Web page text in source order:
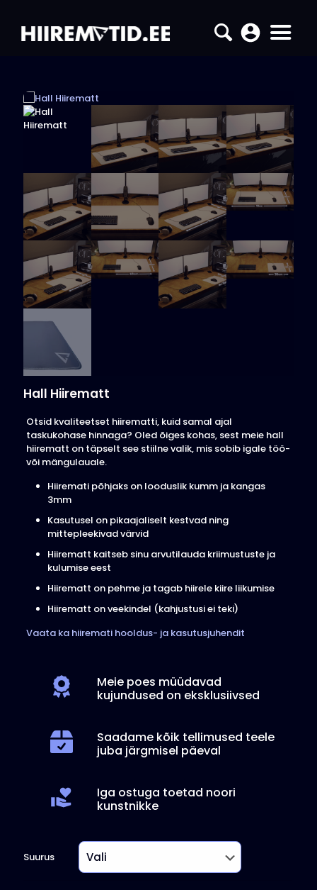
Hall Hiirematt
Otsid kvaliteetset hiirematti, kuid samal ajal
taskukohase hinnaga? Oled õiges kohas, sest meie hall
hiirematt on täpselt see stiilne valik, mis sobib igale töö-
või mängulauale.
Hiiremati põhjaks on looduslik kumm ja kangas
3mm
Kasutusel on pikaajaliselt kestvad ning
mittepleekivad värvid
Hiirematt kaitseb sinu arvutilauda kriimustuste ja
kulumise eest
Hiirematt on pehme ja tagab hiirele kiire liikumise
Hiirematt on veekindel (kahjustusi ei teki)
Vaata ka hiiremati hooldus- ja kasutusjuhendit
Meie poes müüdavad
kujundused on eksklusiivsed
Saadame kõik tellimused teele
juba järgmisel päeval
Iga ostuga toetad noori
kunstnikke
Suurus